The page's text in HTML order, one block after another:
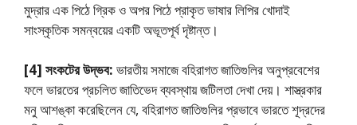
মুদ্রার এক পিঠে গ্রিক ও অপর পিঠে প্রাকৃত ভাষার লিপির খােদাই
সাংস্কৃতিক সমন্বয়ের একটি অভূতপূর্ব দৃষ্টান্ত।
[4] সংকটের উদ্ভব: ভারতীয় সমাজে বহিরাগত জাতিগুলির অনুপ্রবেশের
ফলে ভারতের প্রচলিত জাতিভেদ ব্যবস্থায় জটিলতা দেখা দেয়। শাস্ত্রকার
মনু আশঙ্কা করেছিলেন যে, বহিরাগত জাতিগুলির প্রভাবে ভারতে শূদ্রদের